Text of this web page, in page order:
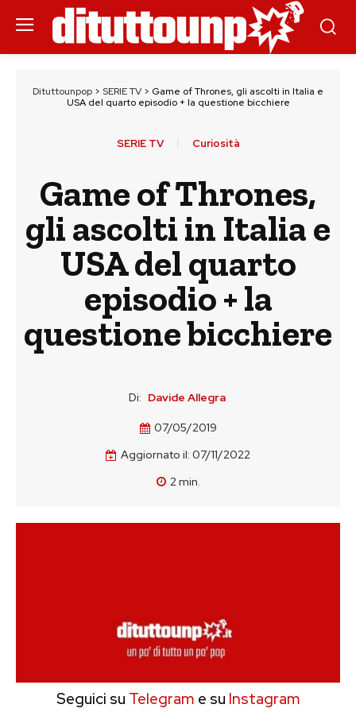
Dituttounpop > SERIE TV > Game of Thrones, gli ascolti in Italia e
USA del quarto episodio + la questione bicchiere
SERIE TV Curiosità
Game of Thrones,
gli ascolti in Italia e
USA del quarto
episodio + la
questione bicchiere
Di: Davide Allegra
07/05/2019
Aggiornato il: 07/11/2022
2min.
Seguici su Telegram e su Instagram